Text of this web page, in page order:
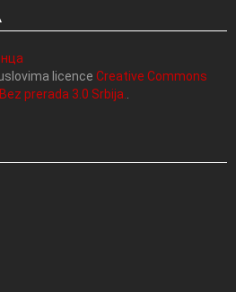
licence Creative Commons
prerada 3.0 Srbija.